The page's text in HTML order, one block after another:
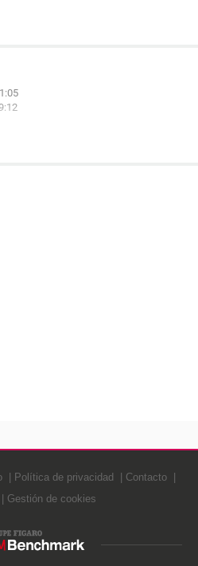
Política de privacidad
Contacto
Gestión de cookies